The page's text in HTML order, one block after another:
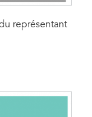
représentant